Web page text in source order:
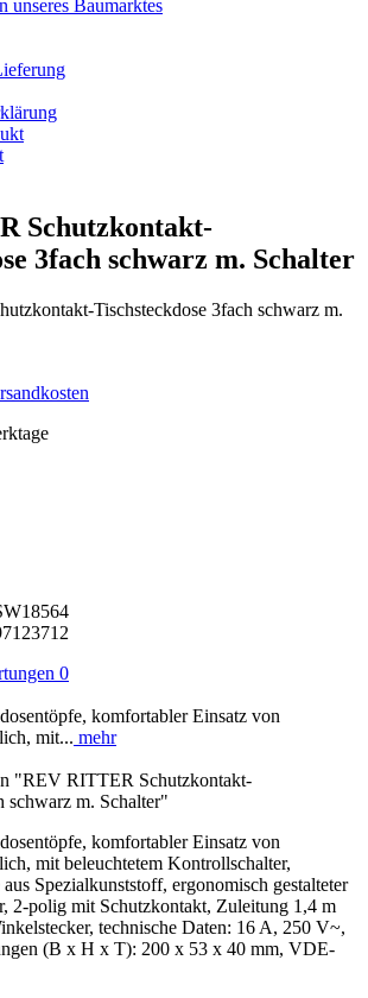
unseres Baumarktes
Schutzkontakt-
3fach schwarz m. Schalter
0
komfortabler Einsatz von
mit... mehr
"REV RITTER Schutzkontakt-
schwarz m. Schalter"
komfortabler Einsatz von
mit beleuchtetem Kontrollschalter,
aus Spezialkunststoff, ergonomisch gestalteter
2-polig mit Schutzkontakt, Zuleitung 1,4 m
technische Daten: 16 A, 250 V~,
(B x H x T): 200 x 53 x 40 mm, VDE-